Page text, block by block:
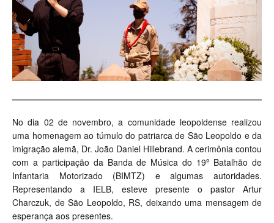
No dia 02 de novembro, a comunidade leopoldense realizou
uma homenagem ao túmulo do patriarca de São Leopoldo e da
imigração alemã, Dr. João Daniel Hillebrand. A cerimônia contou
com a participação da Banda de Música do 19º Batalhão de
Infantaria Motorizado (BIMTZ) e algumas autoridades.
Representando a IELB, esteve presente o pastor Artur
Charczuk, de São Leopoldo, RS, deixando uma mensagem de
esperança aos presentes.